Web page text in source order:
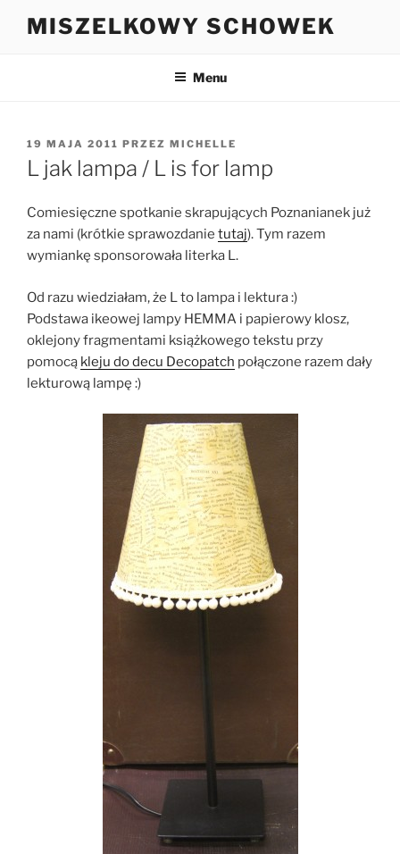
MISZELKOWY SCHOWEK
Menu
OPUBLIKOWANE
W
19 MAJA 2011 PRZEZ MICHELLE
L jak lampa / L is for lamp
Comiesięczne spotkanie skrapujących Poznanianek już
za nami (krótkie sprawozdanie tutaj). Tym razem
wymiankę sponsorowała literka L.
Od razu wiedziałam, że L to lampa i lektura :)
Podstawa ikeowej lampy HEMMA i papierowy klosz,
oklejony fragmentami książkowego tekstu przy
pomocą kleju do decu Decopatch połączone razem dały
lekturową lampę :)